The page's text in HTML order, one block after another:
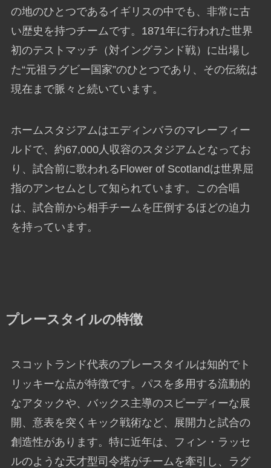
の地のひとつであるイギリスの中でも、非常に古
い歴史を持つチームです。1871年に行われた世界
初のテストマッチ（対イングランド戦）に出場し
た“元祖ラグビー国家”のひとつであり、その伝統は
現在まで脈々と続いています。
ホームスタジアムはエディンバラのマレーフィー
ルドで、約67,000人収容のスタジアムとなってお
り、試合前に歌われるFlower of Scotlandは世界屈
指のアンセムとして知られています。この合唱
は、試合前から相手チームを圧倒するほどの迫力
を持っています。
プレースタイルの特徴
スコットランド代表のプレースタイルは知的でト
リッキーな点が特徴です。パスを多用する流動的
なアタックや、バックス主導のスピーディーな展
開、意表を突くキック戦術など、展開力と試合の
創造性があります。特に近年は、フィン・ラッセ
ルのような天才型司令塔がチームを牽引し、ラグ